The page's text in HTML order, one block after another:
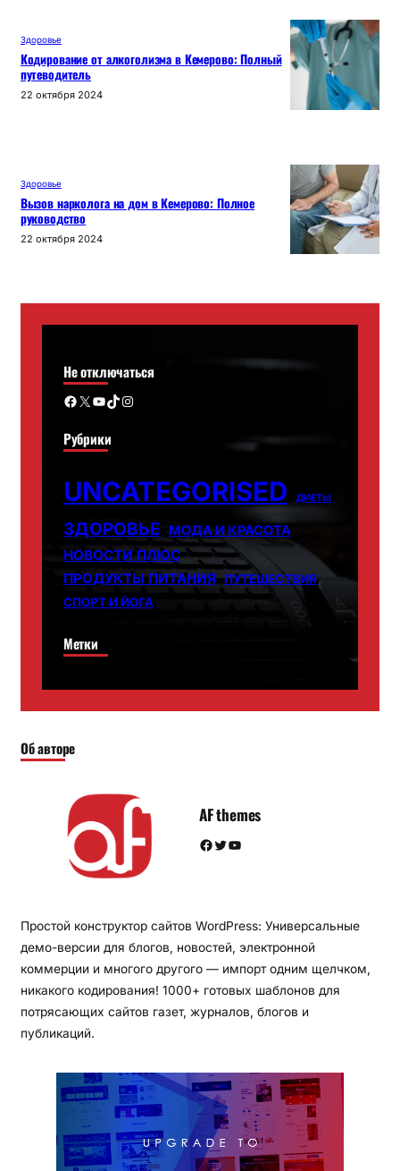
Здоровье
Кодирование от алкоголизма в Кемерово: Полный
путеводитель
22 октября 2024
Здоровье
Вызов нарколога на дом в Кемерово: Полное
руководство
22 октября 2024
Не отключаться
Facebook X YouTube TikTok Instagram
Рубрики
UNCATEGORISED ДИЕТЫ
ЗДОРОВЬЕ МОДА И КРАСОТА
НОВОСТИ ПЛЮС
ПРОДУКТЫ ПИТАНИЯ ПУТЕШЕСТВИЯ
СПОРТ И ЙОГА
Метки
Об авторе
AF themes
Facebook Twitter YouTube
Простой конструктор сайтов WordPress: Универсальные
демо-версии для блогов, новостей, электронной
коммерции и многого другого — импорт одним щелчком,
никакого кодирования! 1000+ готовых шаблонов для
потрясающих сайтов газет, журналов, блогов и
публикаций.